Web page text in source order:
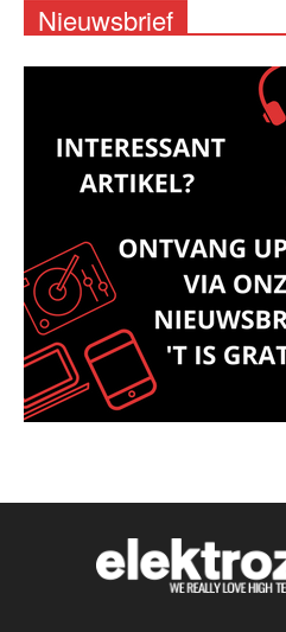
Nieuwsbrief